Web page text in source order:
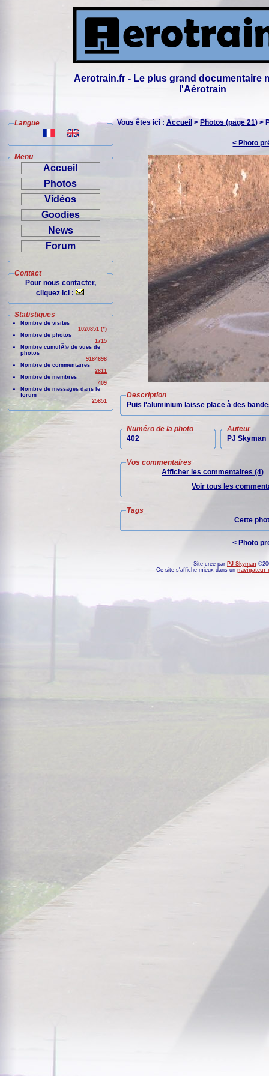
Aerotrain.fr - Le plus grand documentaire
l'Aérotrain
Langue
Menu
Accueil
Photos
Vidéos
Goodies
News
Forum
Contact
Pour nous contacter,
cliquez ici :
Statistiques
Nombre de visites
1020851 (*)
Nombre de photos
1715
Nombre cumulÃ© de vues de
photos
9184698
Nombre de commentaires
2811
Nombre de membres
409
Nombre de messages dans le
forum
25851
Vous êtes ici : Accueil > Photos (page 21) >
< Photo
Description
Puis l'aluminium laisse place à des
Numéro de la photo
402
Auteur
PJ Skyman
Vos commentaires
Afficher les commentaires (4)
Voir tous les
Tags
Cette
< Photo
Site créé par PJ Skyman
Ce site s'affiche mieux dans unnavigateur